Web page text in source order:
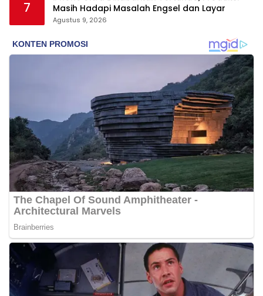
7
Masih Hadapi Masalah Engsel dan Layar
Agustus 9, 2026